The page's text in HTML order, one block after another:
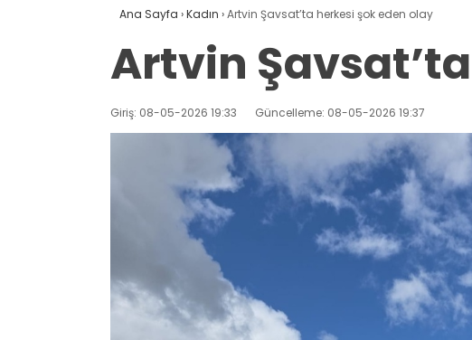
Ana Sayfa ›Kadın ›Artvin Şavsat’ta herkesi şok eden olay
Artvin
Giriş: 08-05-2026 19:33 Güncelleme: 08-05-2026 19:37